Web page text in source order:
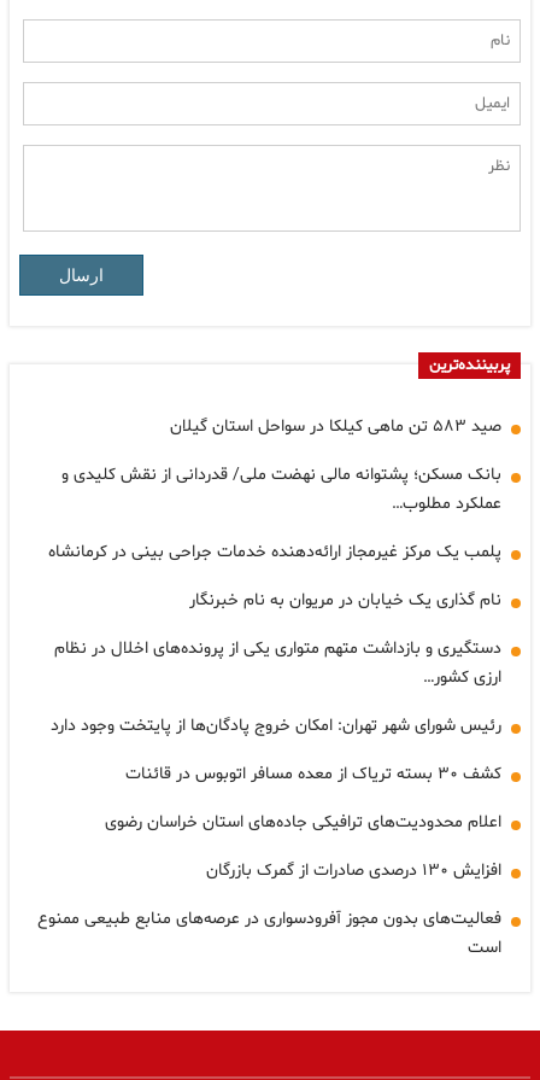
ارسال
پربیننده‌ترین
صید ۵۸۳ تن ماهی کیلکا در سواحل استان گیلان
بانک مسکن؛ پشتوانه مالی نهضت ملی/ قدردانی از نقش کلیدی و
عملکرد مطلوب…
پلمب یک مرکز غیرمجاز ارائه‌دهنده خدمات جراحی بینی در کرمانشاه
نام گذاری یک خیابان در مریوان به نام خبرنگار
دستگیری و بازداشت متهم متواری یکی از پرونده‌های اخلال در نظام
ارزی کشور…
رئیس شورای شهر تهران: امکان خروج پادگان‌ها از پایتخت وجود دارد
کشف ۳۰ بسته تریاک از معده مسافر اتوبوس در قائنات
اعلام محدودیت‌های ترافیکی جاده‌های استان خراسان رضوی
افزایش ۱۳۰ درصدی صادرات از گمرک بازرگان
فعالیت‌های بدون مجوز آفرودسواری در عرصه‌های منابع طبیعی ممنوع
است